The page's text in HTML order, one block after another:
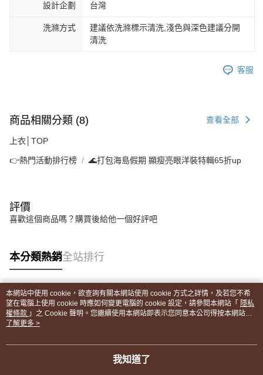
設計企劃 台灣
洗滌方式
建議依洗滌標示清洗,淺色與深色建議分開
清洗
客服
商品相關分類 (8) 查看全部
上衣│TOP
👉熱門活動排行榜 🌊打包海島假期 顯瘦亮眼洋裝特輯65折up
評價
喜歡這個商品嗎？購買後給他一個好評吧
本分類熱銷全站排行
熱門標籤
本網站中使用 cookie，欲查詢有關本網站使用 cookie 方式之詳情，及若您不希
望在電腦上使用 cookie 時應如何變更電腦的 cookie 設定，請參閱本網站「 隱私
權條款 」之 Cookie 聲明。您繼續使用本網站即表示您同意本公司得按本網站使
用條款之 Cookie 聲明使用 cookie。
了解更多 >
我知道了